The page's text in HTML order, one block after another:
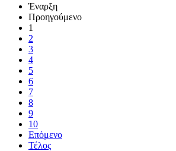
Έναρξη
Προηγούμενο
1
2
3
4
5
6
7
8
9
10
Επόμενο
Τέλος